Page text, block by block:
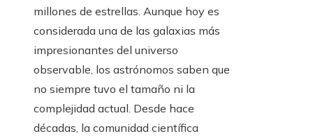
millones de estrellas. Aunque hoy es
considerada una de las galaxias más
impresionantes del universo
observable, los astrónomos saben que
no siempre tuvo el tamaño ni la
complejidad actual. Desde hace
décadas, la comunidad científica